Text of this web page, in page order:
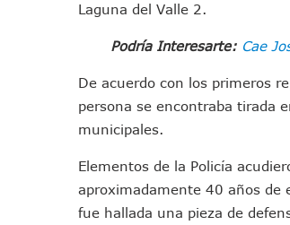
En PV
Cae El
Muere
IMSS
En
Puerto
Laguna del Valle 2.
Podría Interesarte: Cae
De acuerdo con los primeros
persona se encontraba tirada
municipales.
Elementos de la Policía
aproximadamente 40 años de
fue hallada una pieza de